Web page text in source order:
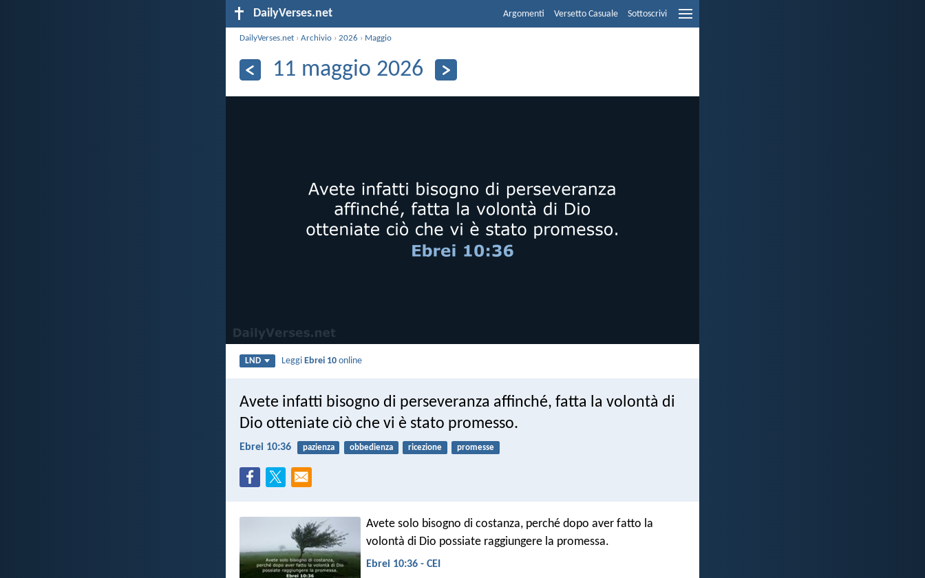
DailyVerses.net Argomenti Versetto Casuale Sottoscrivi
DailyVerses.net ›Archivio ›2026 › Maggio
11 maggio 2026
LND LeggiEbrei 10 online
Avete infatti bisogno di perseveranza affinché, fatta la volontà di
Dio otteniate ciò che vi è stato promesso.
Ebrei 10:36 pazienza obbedienza ricezione promesse
Avete solo bisogno di costanza, perché dopo aver fatto la
volontà di Dio possiate raggiungere la promessa.
Ebrei 10:36 - CEI